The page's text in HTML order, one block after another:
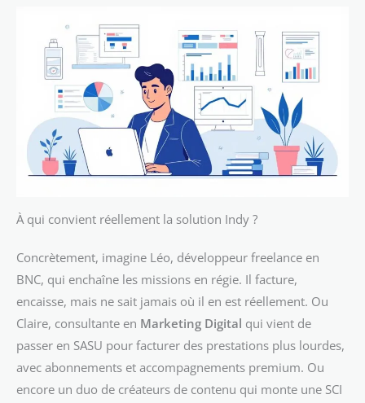
À qui convient réellement la solution Indy ?
Concrètement, imagine Léo, développeur freelance en
BNC, qui enchaîne les missions en régie. Il facture,
encaisse, mais ne sait jamais où il en est réellement. Ou
Claire, consultante en Marketing Digital qui vient de
passer en SASU pour facturer des prestations plus lourdes,
avec abonnements et accompagnements premium. Ou
encore un duo de créateurs de contenu qui monte une SCI